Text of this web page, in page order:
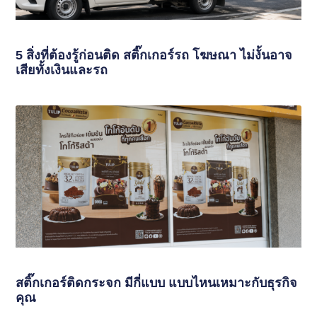
5 สิ่งที่ต้องรู้ก่อนติด สติ๊กเกอร์รถ โฆษณา ไม่งั้นอาจ
เสียทั้งเงินและรถ
สติ๊กเกอร์ติดกระจก มีกี่แบบ แบบไหนเหมาะกับธุรกิจ
คุณ